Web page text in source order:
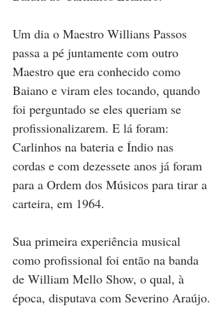
Um dia o Maestro Willians Passos
passa a pé juntamente com outro
Maestro que era conhecido como
Baiano e viram eles tocando, quando
foi perguntado se eles queriam se
profissionalizarem. E lá foram:
Carlinhos na bateria e Índio nas
cordas e com dezessete anos já foram
para a Ordem dos Músicos para tirar a
carteira, em 1964.
Sua primeira experiência musical
como profissional foi então na banda
de William Mello Show, o qual, à
época, disputava com Severino Araújo.